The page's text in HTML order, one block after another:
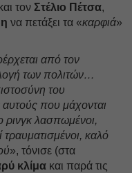
τον Στέλιο Πέτσα,
να πετάξει τα «καρφιά»
από τον
των πολιτών…
του
που μάχονται
ρινγκ λασπωμένοι,
τραυματισμένοι, καλό
», τόνισε (στα
κλίμα και παρά τις